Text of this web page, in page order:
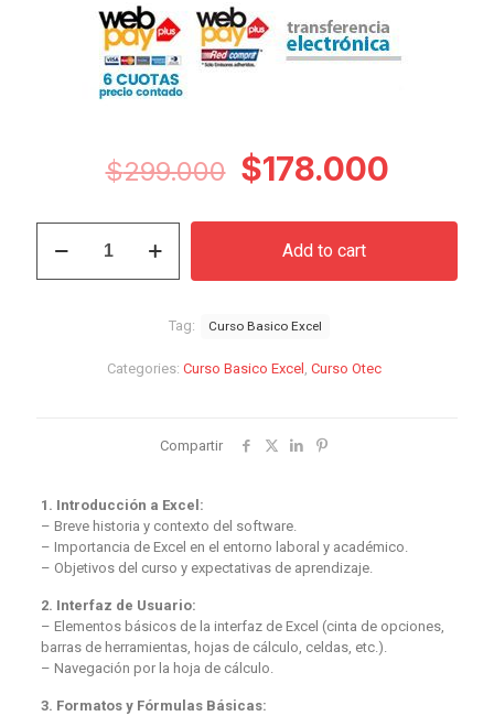
$299.000 Original
was:
$299.000.
$178.000
is:
Básico
Add to cart
Categories: Curso Basico Excel Curso Otec
Tag: Curso Basico Excel
Compartir
1. Introducción a Excel:
– Breve historia y contexto del software.
– Importancia de Excel en el entorno laboral y académico.
– Objetivos del curso y expectativas de aprendizaje.
2. Interfaz de Usuario:
– Elementos básicos de la interfaz de Excel (cinta de opciones,
barras de herramientas, hojas de cálculo, celdas, etc.).
– Navegación por la hoja de cálculo.
3. Formatos y Fórmulas Básicas: